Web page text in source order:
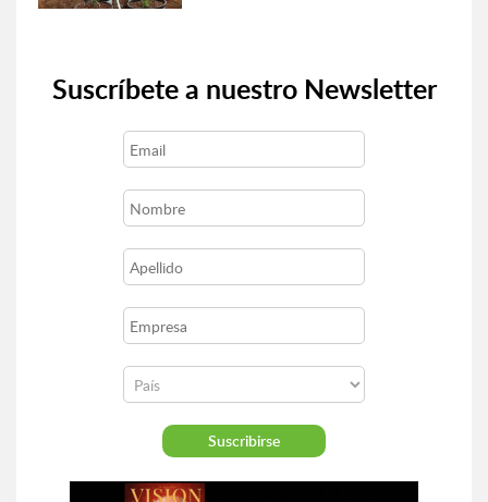
Suscríbete a nuestro Newsletter